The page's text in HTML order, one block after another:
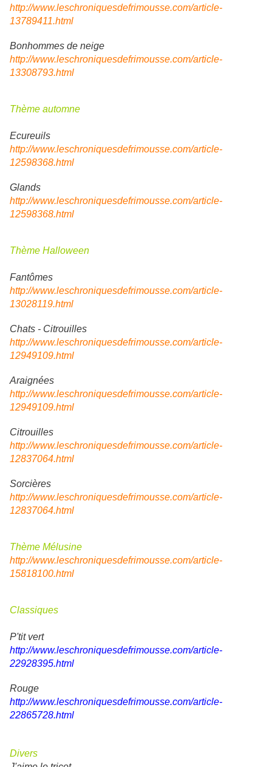
http://www.leschroniquesdefrimousse.com/article-
13789411.html
Bonhommes de neige
http://www.leschroniquesdefrimousse.com/article-
13308793.html
Thème automne
Ecureuils
http://www.leschroniquesdefrimousse.com/article-
12598368.html
Glands
http://www.leschroniquesdefrimousse.com/article-
12598368.html
Thème Halloween
Fantômes
http://www.leschroniquesdefrimousse.com/article-
13028119.html
Chats - Citrouilles
http://www.leschroniquesdefrimousse.com/article-
12949109.html
Araignées
http://www.leschroniquesdefrimousse.com/article-
12949109.html
Citrouilles
http://www.leschroniquesdefrimousse.com/article-
12837064.html
Sorcières
http://www.leschroniquesdefrimousse.com/article-
12837064.html
Thème Mélusine
http://www.leschroniquesdefrimousse.com/article-
15818100.html
Classiques
P'tit vert
http://www.leschroniquesdefrimousse.com/article-
22928395.html
Rouge
http://www.leschroniquesdefrimousse.com/article-
22865728.html
Divers